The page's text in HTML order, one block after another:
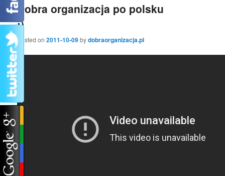
Dobra organizacja po polsku
;)
Posted on2011-10-09bydobraorganizacja.pl